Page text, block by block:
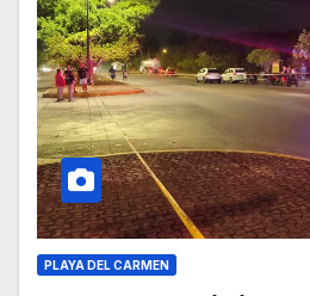
PLAYA DEL CARMEN